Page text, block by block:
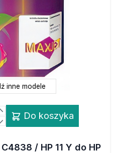
inne modele
Do koszyka
/ HP 11 Y do HP